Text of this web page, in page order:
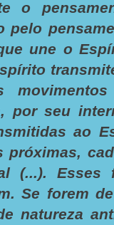
o
pelo
une o
por seu
ao
próximas,
(...).
Se forem
natureza